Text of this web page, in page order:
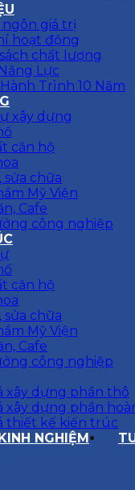
giá trị
hoạt động
chất lượng
Lực
Hành Trình 10 Năm
xây dựng
căn hộ
sửa chữa
Mỹ Viện
Cafe
công nghiệp
căn hộ
sửa chữa
Mỹ Viện
Cafe
công nghiệp
xây dựng phần thô
xây dựng phần
thiết kế kiến trúc
NGHIỆM